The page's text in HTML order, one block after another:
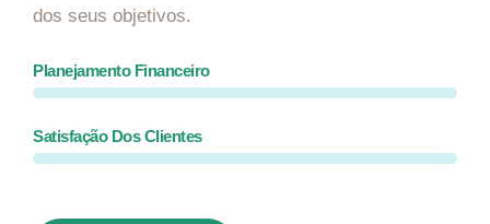
dos seus objetivos.
Planejamento Financeiro
Satisfação Dos Clientes